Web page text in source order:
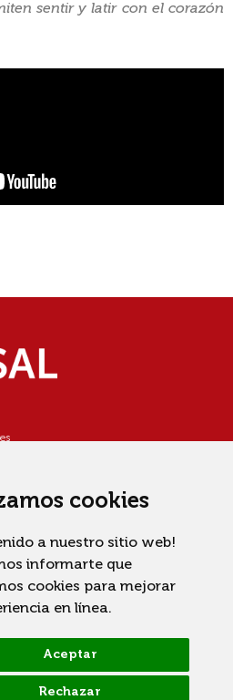
cookies
a nuestro sitio web!
informarte que
cookies para mejorar
en línea.
Aceptar
Rechazar
sentir y latir con el corazón
(UCASAL)